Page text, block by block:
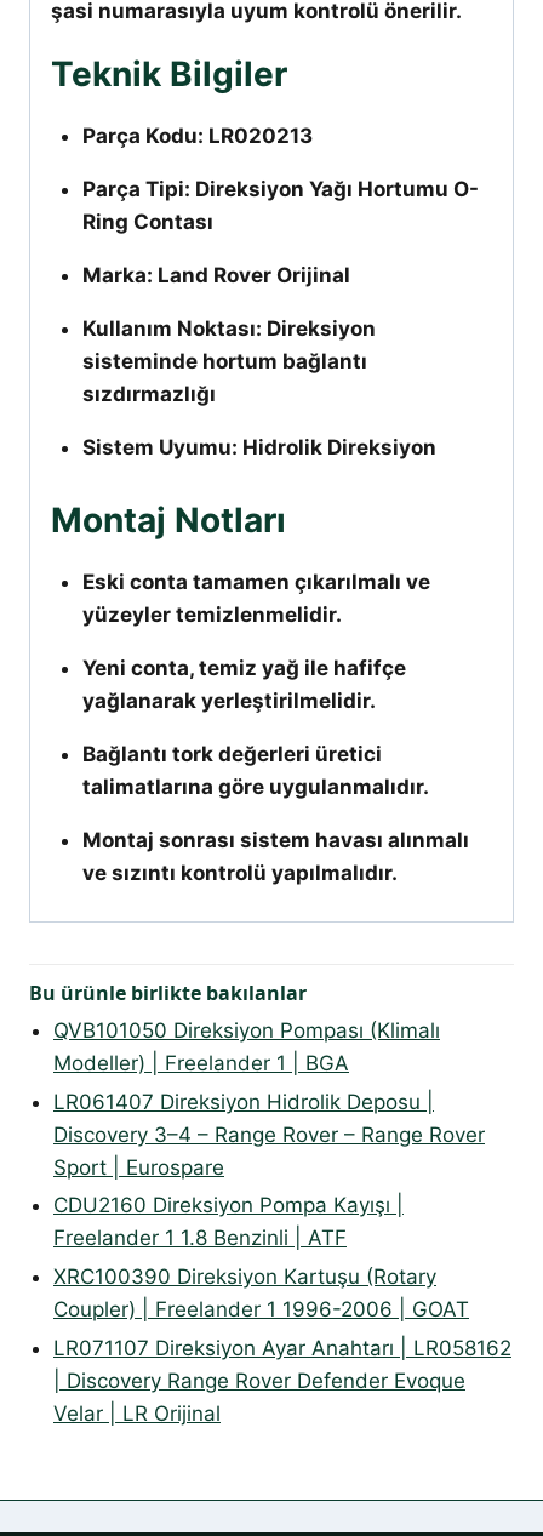
şasi numarasıyla uyum kontrolü önerilir.
Teknik Bilgiler
Parça Kodu: LR020213
Parça Tipi: Direksiyon Yağı Hortumu O-
Ring Contası
Marka: Land Rover Orijinal
Kullanım Noktası: Direksiyon
sisteminde hortum bağlantı
sızdırmazlığı
Sistem Uyumu: Hidrolik Direksiyon
Montaj Notları
Eski conta tamamen çıkarılmalı ve
yüzeyler temizlenmelidir.
Yeni conta, temiz yağ ile hafifçe
yağlanarak yerleştirilmelidir.
Bağlantı tork değerleri üretici
talimatlarına göre uygulanmalıdır.
Montaj sonrası sistem havası alınmalı
ve sızıntı kontrolü yapılmalıdır.
Bu ürünle birlikte bakılanlar
QVB101050 Direksiyon Pompası (Klimalı
Modeller) | Freelander 1 | BGA
LR061407 Direksiyon Hidrolik Deposu |
Discovery 3–4 – Range Rover – Range Rover
Sport | Eurospare
CDU2160 Direksiyon Pompa Kayışı |
Freelander 1 1.8 Benzinli | ATF
XRC100390 Direksiyon Kartuşu (Rotary
Coupler) | Freelander 1 1996-2006 | GOAT
LR071107 Direksiyon Ayar Anahtarı | LR058162
| Discovery Range Rover Defender Evoque
Velar | LR Orijinal